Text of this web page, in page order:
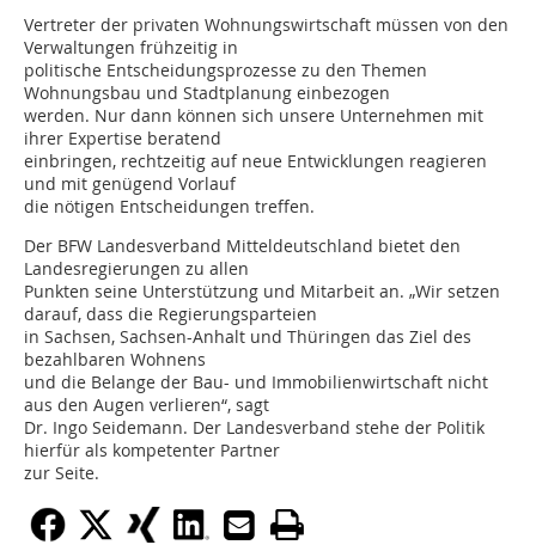
Vertreter der privaten Wohnungswirtschaft müssen von den
Verwaltungen frühzeitig in
politische Entscheidungsprozesse zu den Themen
Wohnungsbau und Stadtplanung einbezogen
werden. Nur dann können sich unsere Unternehmen mit
ihrer Expertise beratend
einbringen, rechtzeitig auf neue Entwicklungen reagieren
und mit genügend Vorlauf
die nötigen Entscheidungen treffen.
Der BFW Landesverband Mitteldeutschland bietet den
Landesregierungen zu allen
Punkten seine Unterstützung und Mitarbeit an. „Wir setzen
darauf, dass die Regierungsparteien
in Sachsen, Sachsen-Anhalt und Thüringen das Ziel des
bezahlbaren Wohnens
und die Belange der Bau- und Immobilienwirtschaft nicht
aus den Augen verlieren“, sagt
Dr. Ingo Seidemann. Der Landesverband stehe der Politik
hierfür als kompetenter Partner
zur Seite.